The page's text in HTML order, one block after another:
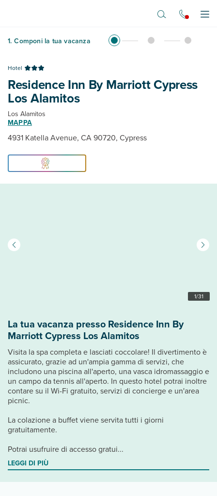
1. Componi la tua vacanza
Hotel
Residence Inn By Marriott Cypress
Los Alamitos
Los Alamitos
MAPPA
4931 Katella Avenue, CA 90720, Cypress
1/31
La tua vacanza presso Residence Inn By
Marriott Cypress Los Alamitos
Visita la spa completa e lasciati coccolare! Il divertimento è
assicurato, grazie ad un'ampia gamma di servizi, che
includono una piscina all'aperto, una vasca idromassaggio e
un campo da tennis all'aperto. In questo hotel potrai inoltre
contare su il Wi-Fi gratuito, servizi di concierge e un'area
picnic.
La colazione a buffet viene servita tutti i giorni
gratuitamente.
Potrai usufruire di accesso gratui...
LEGGI DI PIÙ